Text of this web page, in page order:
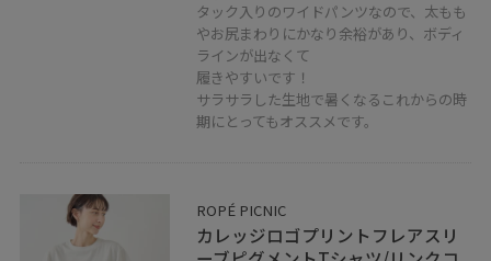
タック入りのワイドパンツなので、太もも
やお尻まわりにかなり余裕があり、ボディ
ラインが出なくて
履きやすいです！
サラサラした生地で暑くなるこれからの時
期にとってもオススメです。
ROPÉ PICNIC
カレッジロゴプリントフレアスリ